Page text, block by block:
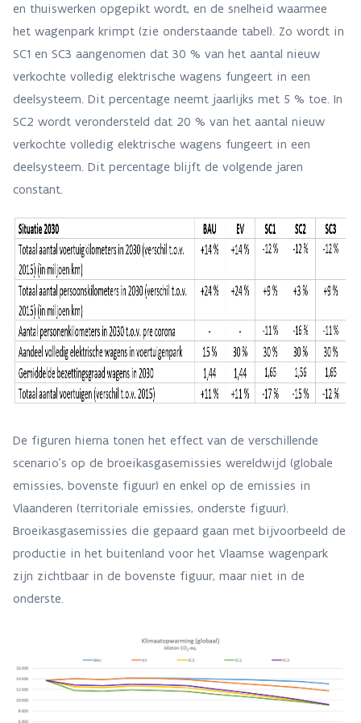
en thuiswerken opgepikt wordt, en de snelheid waarmee
het wagenpark krimpt (zie onderstaande tabel). Zo wordt in
SC1 en SC3 aangenomen dat 30 % van het aantal nieuw
verkochte volledig elektrische wagens fungeert in een
deelsysteem. Dit percentage neemt jaarlijks met 5 % toe. In
SC2 wordt verondersteld dat 20 % van het aantal nieuw
verkochte volledig elektrische wagens fungeert in een
deelsysteem. Dit percentage blijft de volgende jaren
constant.
De figuren hierna tonen het effect van de verschillende
scenario’s op de broeikasgasemissies wereldwijd (globale
emissies, bovenste figuur) en enkel op de emissies in
Vlaanderen (territoriale emissies, onderste figuur).
Broeikasgasemissies die gepaard gaan met bijvoorbeeld de
productie in het buitenland voor het Vlaamse wagenpark
zijn zichtbaar in de bovenste figuur, maar niet in de
onderste.